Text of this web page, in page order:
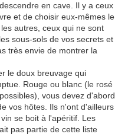
en cave. Il y a ceux
et de choisir eux-mêmes le
autres, ceux qui ne sont
sous-sols de vos secrets et
très envie de montrer la
le doux breuvage qui
Rouge ou blanc (le rosé
vous devez d'abord
vos hôtes. Ils n'ont d'ailleurs
se boit à l'apéritif. Les
pas partie de cette liste